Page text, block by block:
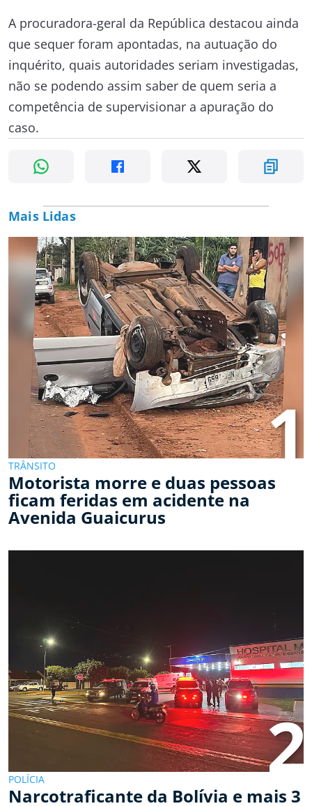
A procuradora-geral da República destacou ainda
que sequer foram apontadas, na autuação do
inquérito, quais autoridades seriam investigadas,
não se podendo assim saber de quem seria a
competência de supervisionar a apuração do
caso.
Mais Lidas
1
TRÂNSITO
Motorista morre e duas pessoas
ficam feridas em acidente na
Avenida Guaicurus
2
POLÍCIA
Narcotraficante da Bolívia e mais 3